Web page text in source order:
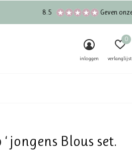
inloggen verlanglijst
0
8.5 Geven
‘ jongens Blous set.